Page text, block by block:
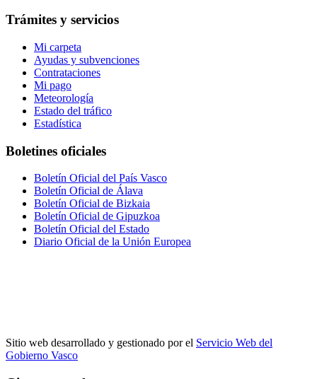
Trámites y servicios
Mi carpeta
Ayudas y subvenciones
Contrataciones
Mi pago
Meteorología
Estado del tráfico
Estadística
Boletines oficiales
Boletín Oficial del País Vasco
Boletín Oficial de Álava
Boletín Oficial de Bizkaia
Boletín Oficial de Gipuzkoa
Boletín Oficial del Estado
Diario Oficial de la Unión Europea
Sitio web desarrollado y gestionado por el Servicio Web del
Gobierno Vasco